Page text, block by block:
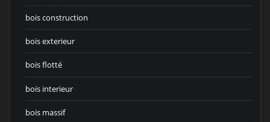
bois construction
bois exterieur
bois flotté
bois interieur
bois massif